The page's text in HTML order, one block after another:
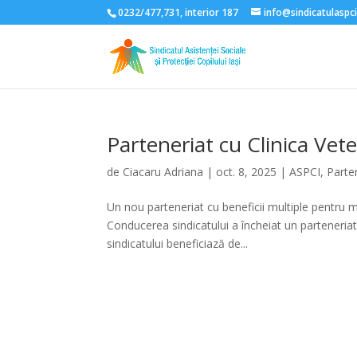
0232/477,731, interior 187
Parteneriat cu Clinica
de Ciacaru Adriana | oct. 8, 2025 |ASPCI,
Un nou parteneriat cu beneficii multiple pentru
Conducerea sindicatului a încheiat un
sindicatului beneficiază de...